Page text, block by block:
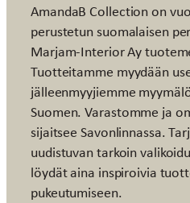
AmandaB Collection on
perustetun suomalaisen
Marjam-Interior Ay
Tuotteitamme myydään
jälleenmyyjiemme
Suomen. Varastomme ja
sijaitsee Savonlinnassa.
uudistuvan tarkoin
löydät aina inspiroivia
pukeutumiseen.